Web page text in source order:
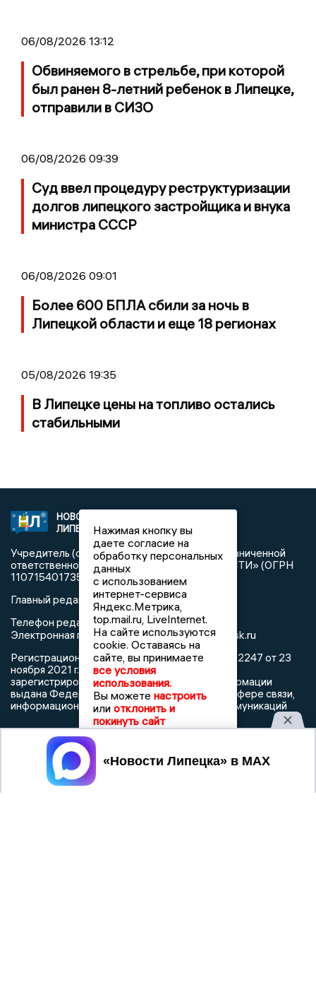
06/08/2026 13:12
Обвиняемого в стрельбе, при которой
был ранен 8-летний ребенок в Липецке,
отправили в СИЗО
06/08/2026 09:39
Суд ввел процедуру реструктуризации
долгов липецкого застройщика и внука
министра СССР
06/08/2026 09:01
Более 600 БПЛА сбили за ночь в
Липецкой области и еще 18 регионах
05/08/2026 19:35
В Липецке цены на топливо остались
стабильными
НОВОСТИ
ЛИПЕЦКА
«Новости Липецка»
Учредитель (соучредители): Общество с ограниченной
ответственностью «РЕГИОНАЛЬНЫЕ НОВОСТИ» (ОГРН
1107154017354)
Главный редактор: Герцог Е.Г.
Телефон редакции: +7 903 699 9427
Электронная почта редакции:info@newslipetsk.ru
Регистрационный номер: серия Эл № ФС77-82247 от 23
ноября 2021 г. согласно выписке из реестра
зарегистрированных средств массовой информации
выдана Федеральной службой по надзору в сфере связи,
информационных технологий и массовых коммуникаций
Нажимая кнопку вы
даете согласие на
обработку персональных
данных
с использованием
интернет-сервиса
Яндекс.Метрика,
top.mail.ru, LiveInternet.
На сайте используются
cookie. Оставаясь на
сайте, вы принимаете
все условия
использования.
Вы можете настроить
или отклонить и
покинуть сайт
Принять